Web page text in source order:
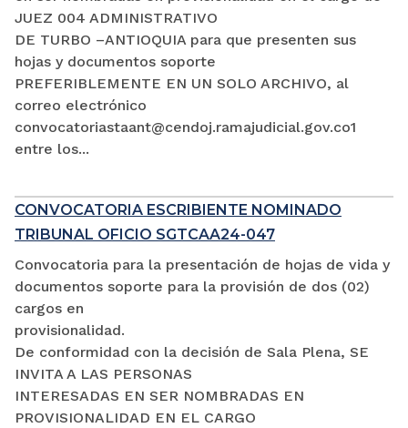
JUEZ 004 ADMINISTRATIVO
DE TURBO –ANTIOQUIA para que presenten sus
hojas y documentos soporte
PREFERIBLEMENTE EN UN SOLO ARCHIVO, al
correo electrónico
convocatoriastaant@cendoj.ramajudicial.gov.co1
entre los...
CONVOCATORIA ESCRIBIENTE NOMINADO
TRIBUNAL OFICIO SGTCAA24-047
Convocatoria para la presentación de hojas de vida y
documentos soporte para la provisión de dos (02)
cargos en
provisionalidad.
De conformidad con la decisión de Sala Plena, SE
INVITA A LAS PERSONAS
INTERESADAS EN SER NOMBRADAS EN
PROVISIONALIDAD EN EL CARGO